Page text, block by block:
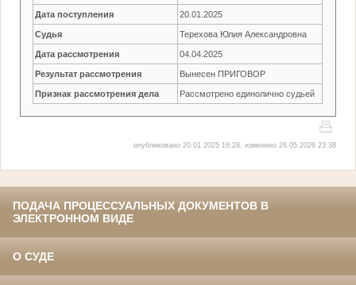
Дата поступления 20.01.2025
Судья Терехова Юлия Александровна
Дата рассмотрения 04.04.2025
Результат рассмотрения Вынесен ПРИГОВОР
Признак рассмотрения дела Рассмотрено единолично судьей
опубликовано 20.01.2025 16:28, изменено 26.05.2026 23:38
ПОДАЧА ПРОЦЕССУАЛЬНЫХ ДОКУМЕНТОВ В
ЭЛЕКТРОННОМ ВИДЕ
О СУДЕ